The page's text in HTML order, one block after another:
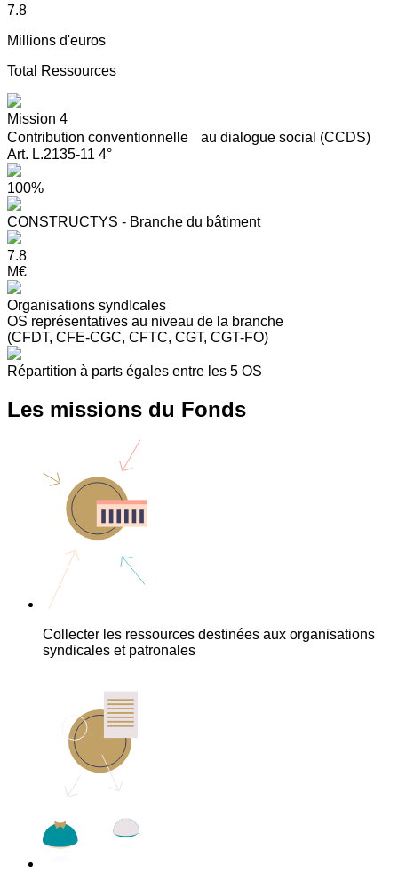
7.8
Millions d'euros
Total Ressources
Mission 4
Contribution conventionnelle au dialogue social (CCDS)
Art. L.2135-11 4°
100%
CONSTRUCTYS - Branche du bâtiment
7.8
M€
Organisations syndIcales
OS représentatives au niveau de la branche
(CFDT, CFE-CGC, CFTC, CGT, CGT-FO)
Répartition à parts égales entre les 5 OS
Les missions du Fonds
Collecter les ressources destinées aux organisations
syndicales et patronales